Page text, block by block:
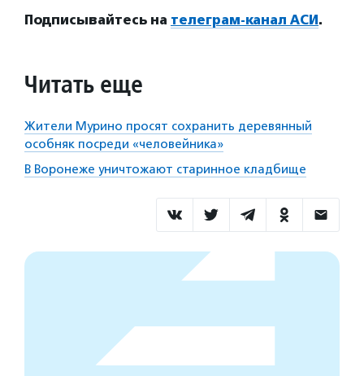
Подписывайтесь на телеграм-канал АСИ.
Читать еще
Жители Мурино просят сохранить деревянный
особняк посреди «человейника»
В Воронеже уничтожают старинное кладбище